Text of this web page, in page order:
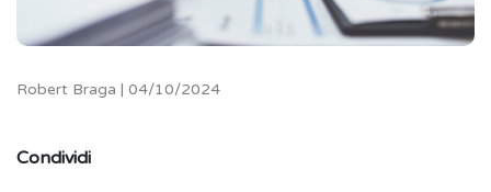
Robert Braga | 04/10/2024
Condividi